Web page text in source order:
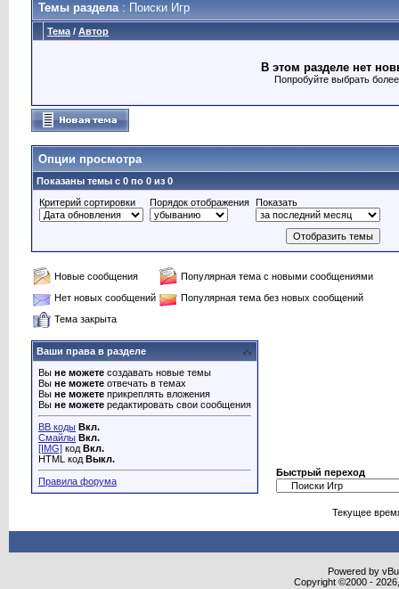
Темы раздела: Поиски Игр
Тема / Автор
В этом разделе нет
Попробуйте выбрать
Опции просмотра
Показаны темы с 0 по 0 из 0
Критерий сортировки
Порядок отображения Показать
Новые сообщения
Популярная тема с новыми сообщениями
Нет новых сообщений
Популярная тема без новых сообщений
Тема закрыта
Ваши права в разделе
Вы не можете создавать новые темы
Вы не можете отвечать в темах
Вы не можете прикреплять вложения
Вы не можете редактировать свои сообщения
BB коды Вкл.
Смайлы Вкл.
[IMG] код Вкл.
HTML код Выкл.
Правила форума
Быстрый переход
Текущее
Powered by
Copyright ©2000 -